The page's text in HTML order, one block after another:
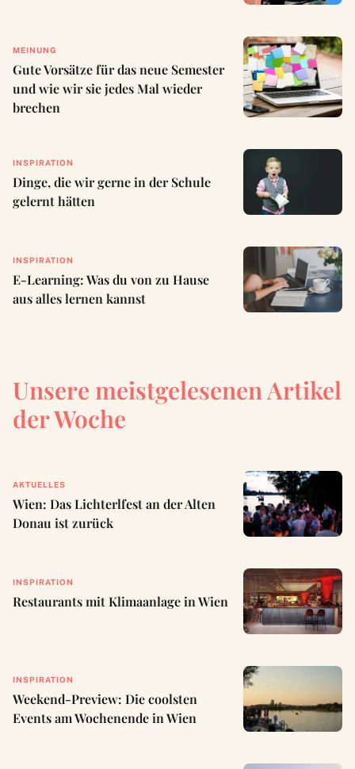
MEINUNG
Gute Vorsätze für das neue Semester
und wie wir sie jedes Mal wieder
brechen
INSPIRATION
Dinge, die wir gerne in der Schule
gelernt hätten
INSPIRATION
E-Learning: Was du von zu Hause
aus alles lernen kannst
Unsere meistgelesenen Artikel
der Woche
AKTUELLES
Wien: Das Lichterlfest an der Alten
Donau ist zurück
INSPIRATION
Restaurants mit Klimaanlage in Wien
INSPIRATION
Weekend-Preview: Die coolsten
Events am Wochenende in Wien